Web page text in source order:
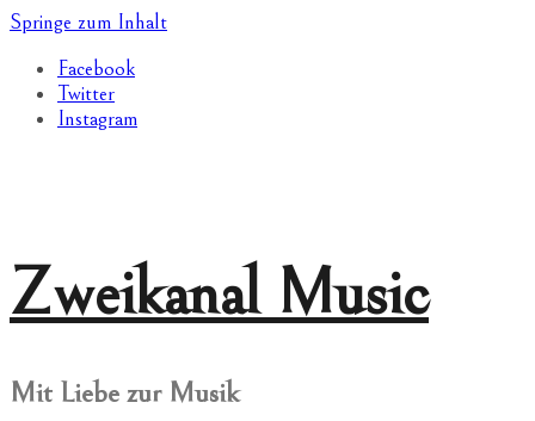
Springe zum Inhalt
Facebook
Twitter
Instagram
Zweikanal Music
Mit Liebe zur Musik